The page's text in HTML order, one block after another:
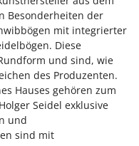
Besonderheiten der
mit integrierter
Diese
und sind, wie
des Produzenten.
Hauses gehören zum
Seidel exklusive
und
sind mit